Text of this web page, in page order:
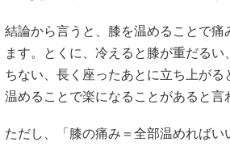
結論から言うと、膝を温めることで痛
ます。とくに、冷えると膝が重だるい
ちない、長く座ったあとに立ち上がる
温めることで楽になることがあると言
ただし、「膝の痛み＝全部温めればい